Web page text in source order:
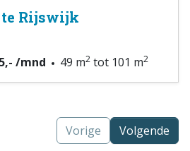
te Rijswijk
/mnd
49 m2 tot 101 m2
Vorige Volgende